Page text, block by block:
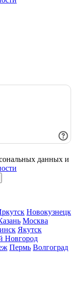
данных и
Новокузнецк
Москва
Якутск
Новгород
Пермь Волгоград